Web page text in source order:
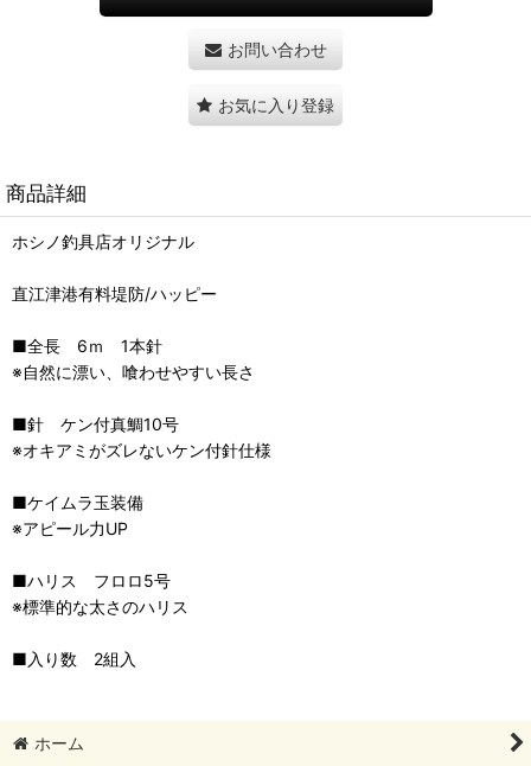
お問い合わせ
お気に入り登録
商品詳細
ホシノ釣具店オリジナル
直江津港有料堤防/ハッピー
■全長 6ｍ 1本針
※自然に漂い、喰わせやすい長さ
■針 ケン付真鯛10号
※オキアミがズレないケン付針仕様
■ケイムラ玉装備
※アピール力UP
■ハリス フロロ5号
※標準的な太さのハリス
■入り数 2組入
ホーム